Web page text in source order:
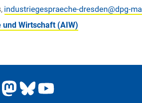
Wirtschaft (AIW)